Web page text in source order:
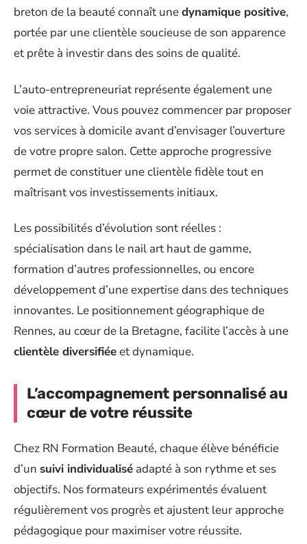
breton de la beauté connaît unedynamique positive,
portée par une clientèle soucieuse de son apparence
et prête à investir dans des soins de qualité.
L’auto-entrepreneuriat représente également une
voie attractive. Vous pouvez commencer par proposer
vos services à domicile avant d’envisager l’ouverture
de votre propre salon. Cette approche progressive
permet de constituer une clientèle fidèle tout en
maîtrisant vos investissements initiaux.
Les possibilités d’évolution sont réelles :
spécialisation dans le nail art haut de gamme,
formation d’autres professionnelles, ou encore
développement d’une expertise dans des techniques
innovantes. Le positionnement géographique de
Rennes, au cœur de la Bretagne, facilite l’accès à une
clientèle diversifiéeet dynamique.
L’accompagnement personnalisé au
cœur de votre réussite
Chez RN Formation Beauté, chaque élève bénéficie
d’un suivi individualisé adapté à son rythme et ses
objectifs. Nos formateurs expérimentés évaluent
régulièrement vos progrès et ajustent leur approche
pédagogique pour maximiser votre réussite.